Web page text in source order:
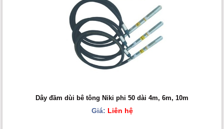
Dây đầm dùi bê tông Niki phi 50 dài 4m, 6m, 10m
Giá: Liên hệ